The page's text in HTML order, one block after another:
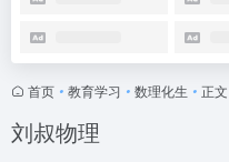
首页 • 教育学习 • 数理化生 • 正文
刘叔物理